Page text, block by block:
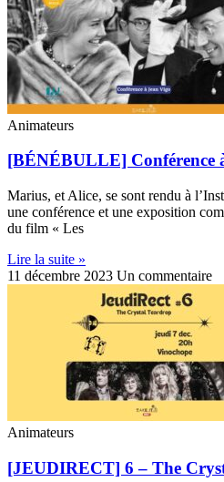
Animateurs
[BÉNÉBULLE] Conférence
Marius, et Alice, se sont rendu à
une conférence et une exposition
du film « Les
Lire la suite »
11 décembre 2023 Un commentaire
Animateurs
[JEUDIRECT] 6 – The